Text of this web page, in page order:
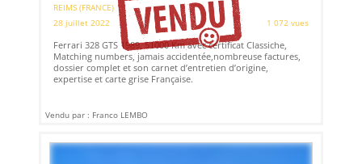
REIMS (FRANCE)
28 juillet 2022
1 072 vues
Ferrari 328 GTS 1989, 51000 Km avec certificat Classiche,
Matching numbers, jamais accidentée,nombreuse factures,
dossier complet et son carnet d’entretien d’origine,
expertise et carte grise Française.
Vendu par : Franco LEMBO